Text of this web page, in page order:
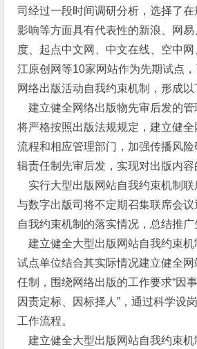
司经过一段时间调研分析，选择了
影响等方面具有代表性的新浪、网
度、起点中文网、中文在线、空中
江原创网等10家网站作为先期试点
网络出版活动自我约束机制，形成以
建立健全网络出版物先审后发的管
将严格按照出版法规规定，建立健
流程和相应管理部门，加强传播风
辑责任制先审后发，实现对出版内容
实行大型出版网站自我约束机制联
与数字出版司将不定期召集联席会
自我约束机制的落实情况，总结推广
建立健全大型出版网站自我约束机
试点单位结合其实际情况建立健全
任制，围绕网络出版的工作要求“因
因责定标、因标择人”，通过科学设
工作流程。
建立健全大型出版网站自我约束机